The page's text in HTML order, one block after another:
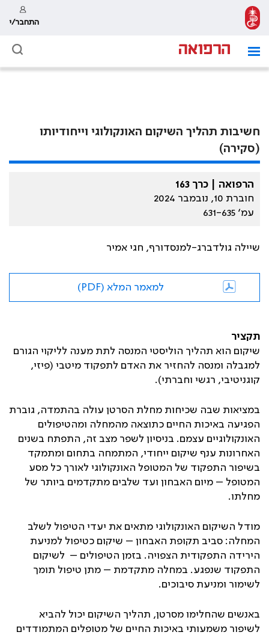
התחבר/י
חשיבות תהליך השיקום האונקולוגי וייחודיותו
(סקירה)
הרפואה | כרך 163
חוברת 10, נובמבר 2024
עמ׳ 631-635
שיילה גולדברג-למנסדורף, חגי אמיר
למאמר המלא (PDF)
תקציר
שיקום הוא תהליך הוליסטי המנסה לתת מענה לליקוי הגורם
למגבלה ומנסה להחזיר את האדם לתפקוד מיטבי (פיזי,
קוגניטיבי, רגשי וחברתי).
במציאות שבה שכיחות מחלת הסרטן עולה בהתמדה, גוברת
הפגיעה באיכות החיים כתוצאה מהמחלה ומהטיפולים
האונקולוגיים עצמם. בניסיון לשפר מצב זה, התפתח בשנים
האחרונות ענף שיקום ייחודי, המתמחה בתחום ומתמקד
בשיפור התפקוד של המטופל האונקולוגי לאורך כל מסע
המטופל – מיום האבחון ועד שלבים מתקדמים ביותר של
מחלתו.
מודל השיקום האונקולוגי מתאים את יעדי הטיפול לשלב
המחלה: סביב תקופת האבחון – שיקום כטיפול למניעת
הירידה התפקודית הצפויה. בזמן הטיפולים – לשיקום
התפקוד שנפגע. במחלה מתקדמת – מתן טיפול תומך
לשימור ומניעת סיבוכים.
באנשים שהחלימו מסרטן, תהליך השיקום יכול להביא
לשיפור משמעותי באיכות החיים של מטופלים המתמודדים